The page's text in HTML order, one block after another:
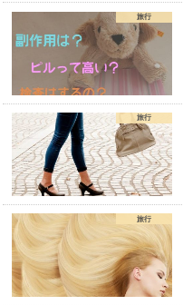
旅行
旅行
旅行